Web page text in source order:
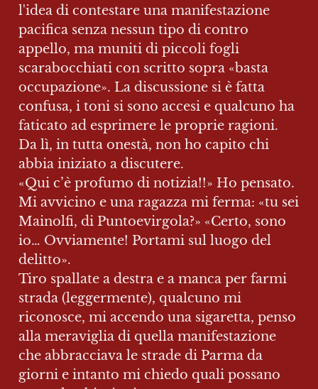
l'idea di contestare una manifestazione
pacifica senza nessun tipo di contro
appello, ma muniti di piccoli fogli
scarabocchiati con scritto sopra «basta
occupazione». La discussione si è fatta
confusa, i toni si sono accesi e qualcuno ha
faticato ad esprimere le proprie ragioni.
Da lì, in tutta onestà, non ho capito chi
abbia iniziato a discutere.
«Qui c’è profumo di notizia!!» Ho pensato.
Mi avvicino e una ragazza mi ferma: «tu sei
Mainolfi, di Puntoevirgola?» «Certo, sono
io… Ovviamente! Portami sul luogo del
delitto».
Tiro spallate a destra e a manca per farmi
strada (leggermente), qualcuno mi
riconosce, mi accendo una sigaretta, penso
alla meraviglia di quella manifestazione
che abbracciava le strade di Parma da
giorni e intanto mi chiedo quali possano